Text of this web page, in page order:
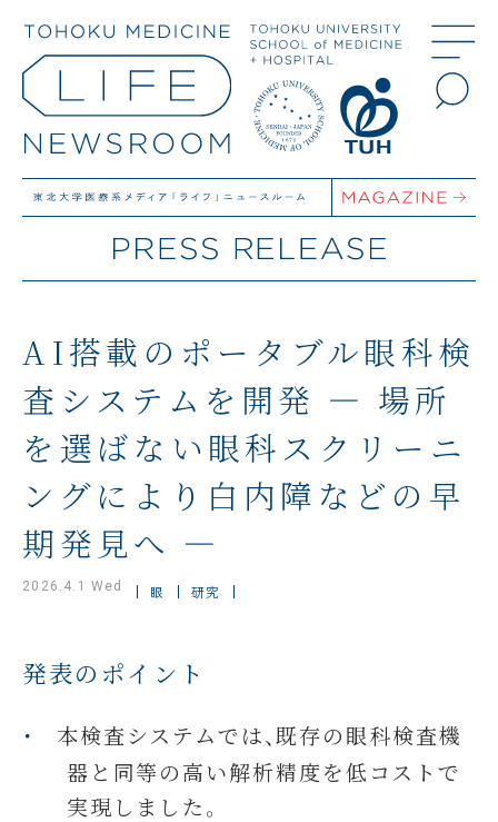
AI搭載のポータブル眼科検
査システムを開発 ― 場所
を選ばない眼科スクリーニ
ングにより白内障などの早
期発見へ ―
2026.4.1 Wed 眼 研究
発表のポイント
本検査システムでは、既存の眼科検査機
器と同等の高い解析精度を低コストで
実現しました。